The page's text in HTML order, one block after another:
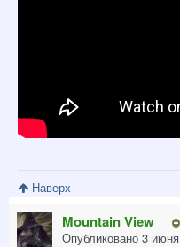
Наверх
Mountain View
Опубликовано 3 июня